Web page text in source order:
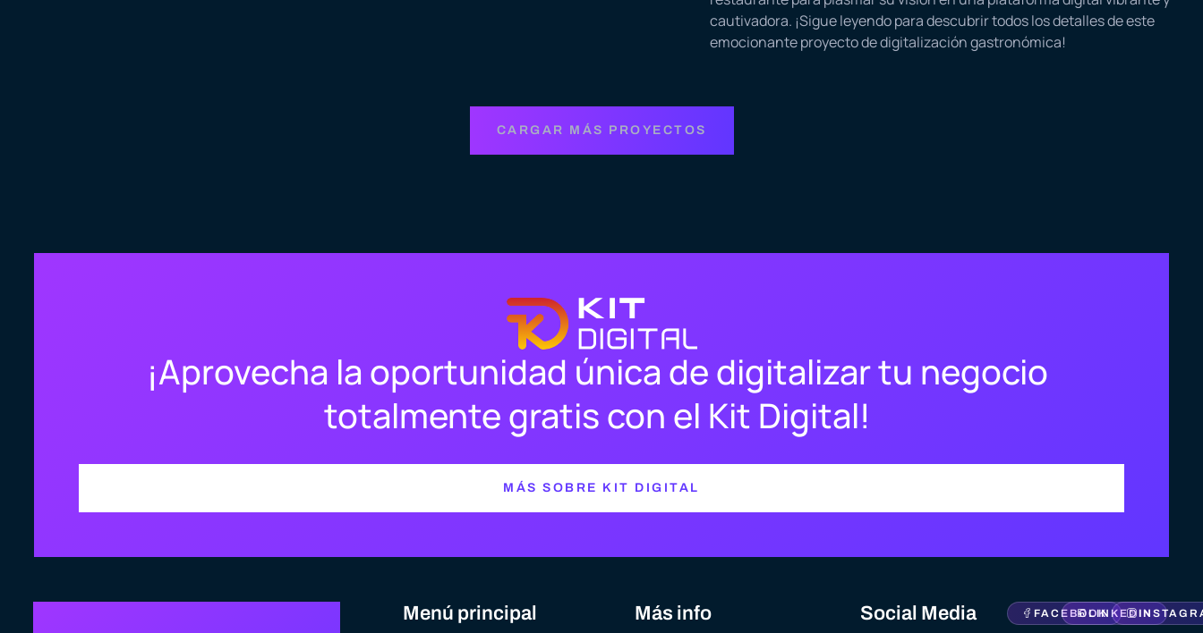
cautivadora. ¡Sigue leyendo para descubrir todos los detalles de este
emocionante proyecto de digitalización gastronómica!
CARGAR MÁS PROYECTOS
¡Aprovecha la oportunidad única de digitalizar tu negocio
totalmente gratis con el Kit Digital!
MÁS SOBRE KIT DIGITAL
Menú principal Más info Social Media FACEBOOKLINKEDIN